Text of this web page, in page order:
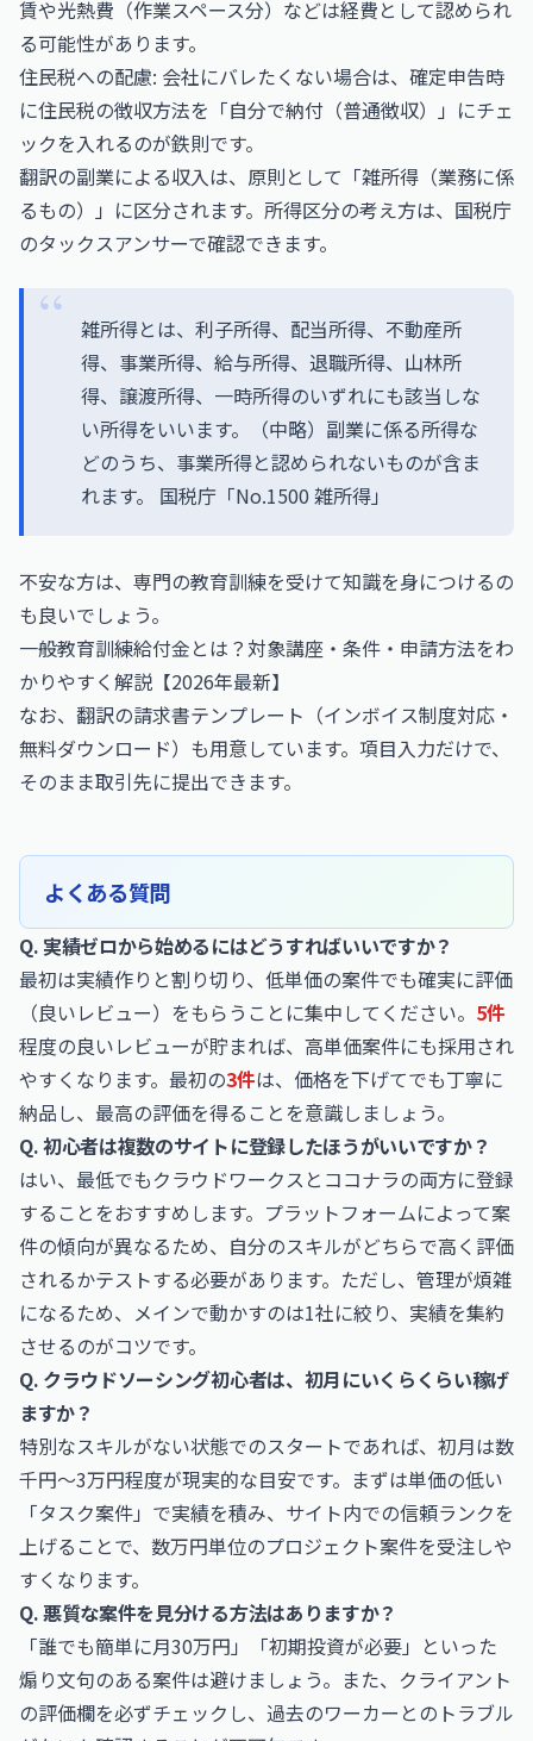
賃や光熱費（作業スペース分）などは経費として認められ
る可能性があります。
住民税への配慮: 会社にバレたくない場合は、確定申告時
に住民税の徴収方法を「自分で納付（普通徴収）」にチェ
ックを入れるのが鉄則です。
翻訳の副業による収入は、原則として「雑所得（業務に係
るもの）」に区分されます。所得区分の考え方は、国税庁
のタックスアンサーで確認できます。
雑所得とは、利子所得、配当所得、不動産所
得、事業所得、給与所得、退職所得、山林所
得、譲渡所得、一時所得のいずれにも該当しな
い所得をいいます。（中略）副業に係る所得な
どのうち、事業所得と認められないものが含ま
れます。 国税庁「No.1500 雑所得」
不安な方は、専門の教育訓練を受けて知識を身につけるの
も良いでしょう。
一般教育訓練給付金とは？対象講座・条件・申請方法をわ
かりやすく解説【2026年最新】
なお、 翻訳の請求書テンプレート（インボイス制度対応・
無料ダウンロード） も用意しています。項目入力だけで、
そのまま取引先に提出できます。
よくある質問
Q. 実績ゼロから始めるにはどうすればいいですか？
最初は実績作りと割り切り、低単価の案件でも確実に評価
（良いレビュー）をもらうことに集中してください。 5件
程度の良いレビューが貯まれば、高単価案件にも採用され
やすくなります。最初の3件は、価格を下げてでも丁寧に
納品し、最高の評価を得ることを意識しましょう。
Q. 初心者は複数のサイトに登録したほうがいいですか？
はい、最低でもクラウドワークスとココナラの両方に登録
することをおすすめします。プラットフォームによって案
件の傾向が異なるため、自分のスキルがどちらで高く評価
されるかテストする必要があります。ただし、管理が煩雑
になるため、メインで動かすのは1社に絞り、実績を集約
させるのがコツです。
Q. クラウドソーシング初心者は、初月にいくらくらい稼げ
ますか？
特別なスキルがない状態でのスタートであれば、初月は数
千円〜3万円程度が現実的な目安です。まずは単価の低い
「タスク案件」で実績を積み、サイト内での信頼ランクを
上げることで、数万円単位のプロジェクト案件を受注しや
すくなります。
Q. 悪質な案件を見分ける方法はありますか？
「誰でも簡単に月30万円」「初期投資が必要」といった
煽り文句のある案件は避けましょう。また、クライアント
の評価欄を必ずチェックし、過去のワーカーとのトラブル